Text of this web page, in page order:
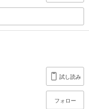
試し読み
フォロー